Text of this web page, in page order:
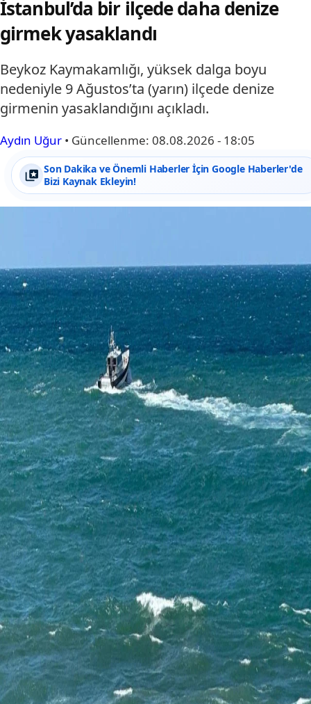
İstanbul’da bir ilçede daha denize
girmek yasaklandı
Beykoz Kaymakamlığı, yüksek dalga boyu
nedeniyle 9 Ağustos’ta (yarın) ilçede denize
girmenin yasaklandığını açıkladı.
Aydın Uğur • Güncellenme: 08.08.2026 - 18:05
Son Dakika ve Önemli Haberler İçin Google Haberler'de
Bizi Kaynak Ekleyin!